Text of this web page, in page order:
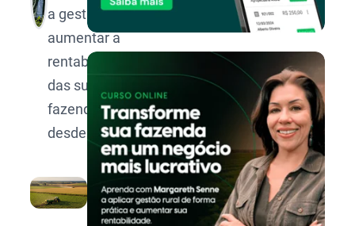
a gestão e
aumentar a
rentabilidade
das suas
fazendas
desde 2014.